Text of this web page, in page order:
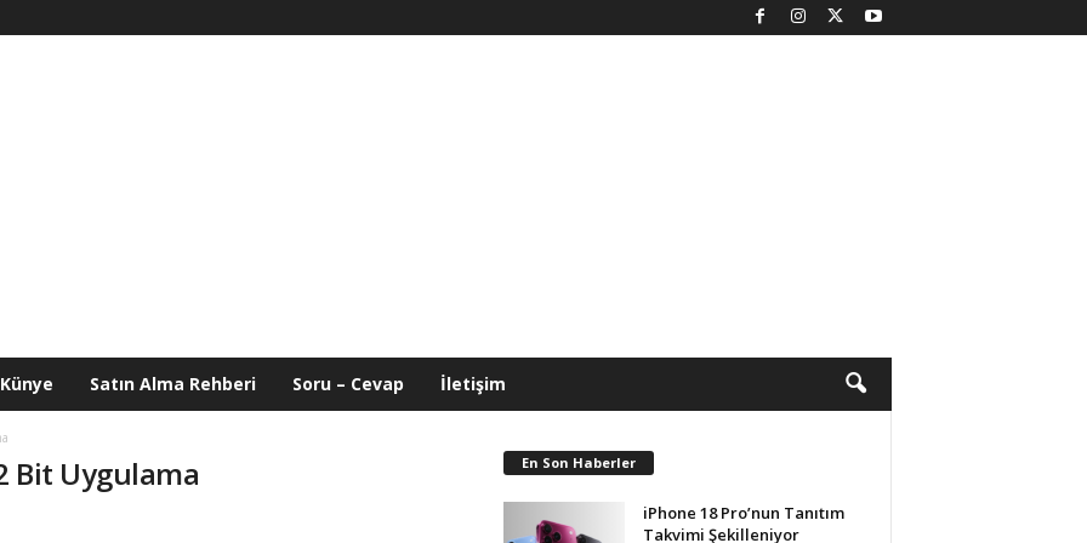
Künye Satın Alma Rehberi Soru – Cevap İletişim
Bit Uygulama En Son Haberler
iPhone 18 Pro’nun Tanıtım
Takvimi Şekilleniyor